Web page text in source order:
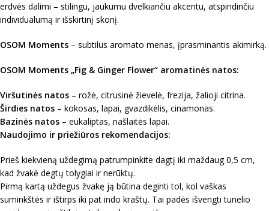
erdvės dalimi – stilingu, jaukumu dvelkiančiu akcentu, atspindinčiu
individualumą ir išskirtinį skonį.
OSOM Moments – subtilus aromato menas, įprasminantis akimirką.
OSOM Moments „Fig & Ginger Flower“ aromatinės natos:
Viršutinės natos – rožė, citrusinė žievelė, frezija, žalioji citrina.
Širdies natos – kokosas, lapai, gvazdikėlis, cinamonas.
Bazinės natos – eukaliptas, našlaitės lapai.
Naudojimo ir priežiūros rekomendacijos:
Prieš kiekvieną uždegimą patrumpinkite dagtį iki maždaug 0,5 cm,
kad žvakė degtų tolygiai ir nerūktų.
Pirmą kartą uždegus žvakę ją būtina deginti tol, kol vaškas
suminkštės ir ištirps iki pat indo kraštų. Tai padės išvengti tunelio